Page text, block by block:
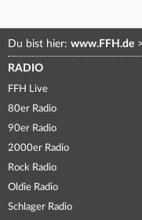
Du bist hier: www.FFH.de
RADIO
FFH Live
80er Radio
90er Radio
2000er Radio
Rock Radio
Oldie Radio
Schlager Radio